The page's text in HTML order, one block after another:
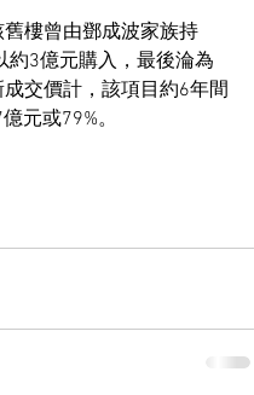
樓曾由鄧成波家族持
約3億元購入，最後淪為
交價計，該項目約6年間
元或79%。